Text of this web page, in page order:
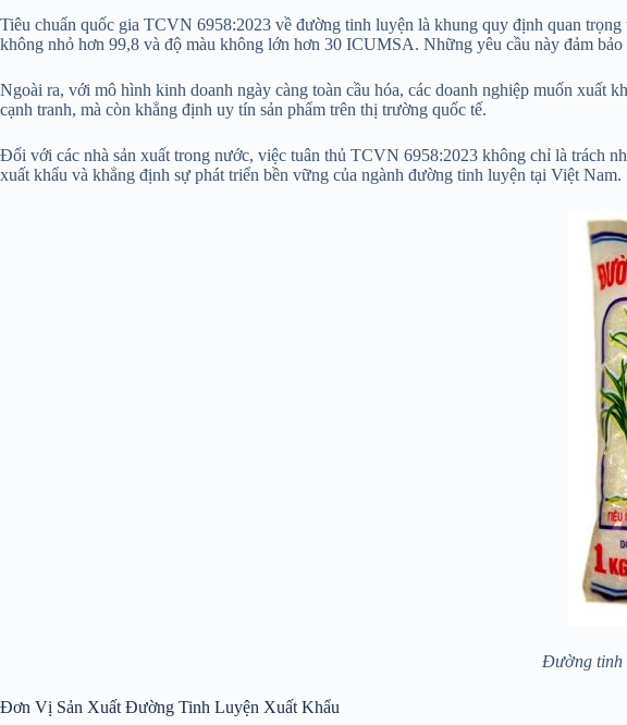
Tiêu chuẩn quốc gia TCVN 6958:2023 về đường tinh luyện là khung quy định quan
không nhỏ hơn 99,8 và độ màu không lớn hơn 30 ICUMSA. Những yêu cầu này đảm
Ngoài ra, với mô hình kinh doanh ngày càng toàn cầu hóa, các doanh nghiệp muốn xuất
cạnh tranh, mà còn khẳng định uy tín sản phẩm trên thị trường quốc tế.
Đối với các nhà sản xuất trong nước, việc tuân thủ TCVN 6958:2023 không chỉ là trách
xuất khẩu và khẳng định sự phát triển bền vững của ngành đường tinh luyện tại Việt Nam.
Đường tinh
Đơn Vị Sản Xuất Đường Tinh Luyện Xuất Khẩu